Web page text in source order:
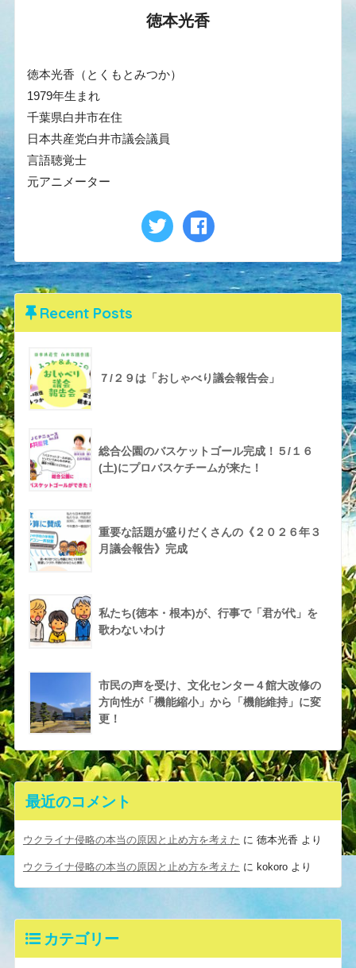
徳本光香
徳本光香（とくもとみつか）
1979年生まれ
千葉県白井市在住
日本共産党白井市議会議員
言語聴覚士
元アニメーター
Recent Posts
７/２９は「おしゃべり議会報告会」
総合公園のバスケットゴール完成！５/１６
(土)にプロバスケチームが来た！
重要な話題が盛りだくさんの《２０２６年３
月議会報告》完成
私たち(徳本・根本)が、行事で「君が代」を
歌わないわけ
市民の声を受け、文化センター４館大改修の
方向性が「機能縮小」から「機能維持」に変
更！
最近のコメント
ウクライナ侵略の本当の原因と止め方を考えた に 徳本光香 より
ウクライナ侵略の本当の原因と止め方を考えた に kokoroより
カテゴリー